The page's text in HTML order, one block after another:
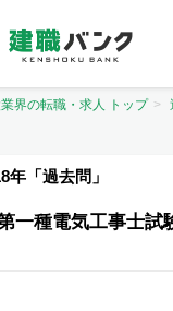
界の転職・求人 トップ
年「過去問」
一種電気工事士試